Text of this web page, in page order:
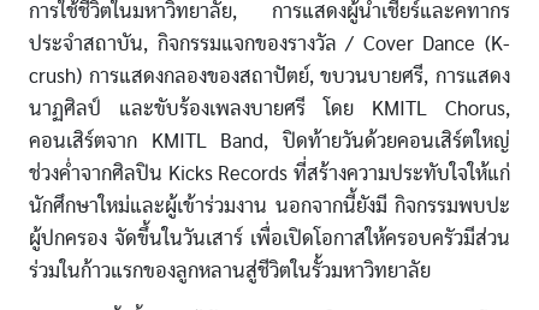
การใช้ชีวิตในมหาวิทยาลัย, การแสดงผู้นำเชียร์และคทากร
ประจำสถาบัน, กิจกรรมแจกของรางวัล / Cover Dance (K-
crush) การแสดงกลองของสถาปัตย์, ขบวนบายศรี, การแสดง
นาฏศิลป์ และขับร้องเพลงบายศรี โดย KMITL Chorus,
คอนเสิร์ตจาก KMITL Band, ปิดท้ายวันด้วยคอนเสิร์ตใหญ่
ช่วงค่ำจากศิลปิน Kicks Records ที่สร้างความประทับใจให้แก่
นักศึกษาใหม่และผู้เข้าร่วมงาน นอกจากนี้ยังมี กิจกรรมพบปะ
ผู้ปกครอง จัดขึ้นในวันเสาร์ เพื่อเปิดโอกาสให้ครอบครัวมีส่วน
ร่วมในก้าวแรกของลูกหลานสู่ชีวิตในรั้วมหาวิทยาลัย